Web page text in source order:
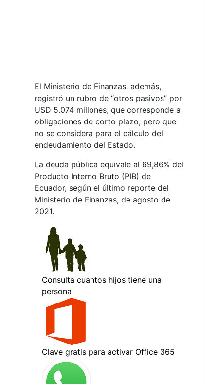
El Ministerio de Finanzas, además,
registró un rubro de “otros pasivos” por
USD 5.074 millones, que corresponde a
obligaciones de corto plazo, pero que
no se considera para el cálculo del
endeudamiento del Estado.
La deuda pública equivale al 69,86% del
Producto Interno Bruto (PIB) de
Ecuador, según el último reporte del
Ministerio de Finanzas, de agosto de
2021.